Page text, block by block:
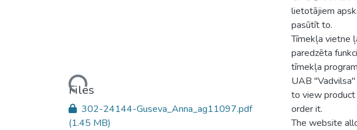
Loading...
Files
302-24144-Guseva_Anna_ag11097.pdf
(1.45 MB)
lietotājiem
pasūtīt to.
Tīmekļa vietne
paredzēta
tīmekļa
UAB
to view
order it.
The website